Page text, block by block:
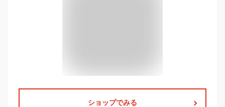
ショップでみる